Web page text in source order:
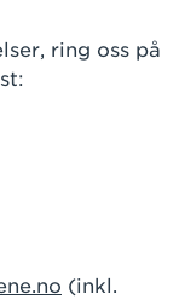
ring oss på
(inkl.